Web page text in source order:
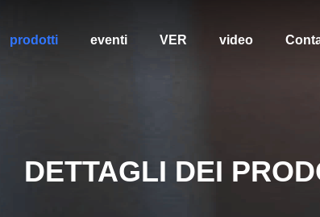
prodotti eventi VER video
DETTAGLI DEI